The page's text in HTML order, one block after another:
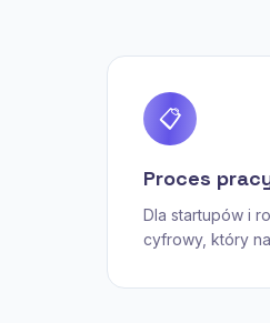
📋
Proces
Dla startupów i
cyfrowy, który